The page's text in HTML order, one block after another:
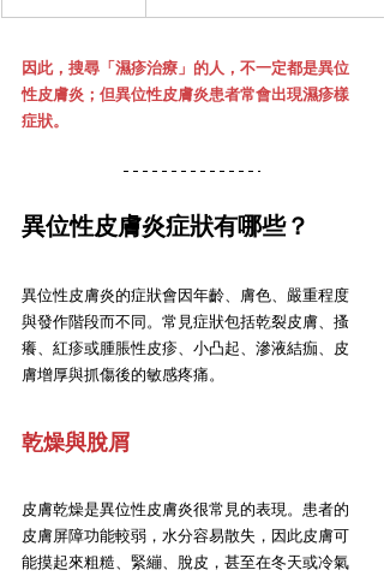
因此，搜尋「濕疹治療」的人，不一定都是異位
性皮膚炎；但異位性皮膚炎患者常會出現濕疹樣
症狀。
異位性皮膚炎症狀有哪些？
異位性皮膚炎的症狀會因年齡、膚色、嚴重程度
與發作階段而不同。常見症狀包括乾裂皮膚、搔
癢、紅疹或腫脹性皮疹、小凸起、滲液結痂、皮
膚增厚與抓傷後的敏感疼痛。
乾燥與脫屑
皮膚乾燥是異位性皮膚炎很常見的表現。患者的
皮膚屏障功能較弱，水分容易散失，因此皮膚可
能摸起來粗糙、緊繃、脫皮，甚至在冬天或冷氣